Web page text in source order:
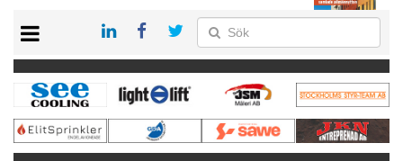
PRENUMERERA
VÅRA ANDRA MAGASIN
ANNONSERA
KONTAKT